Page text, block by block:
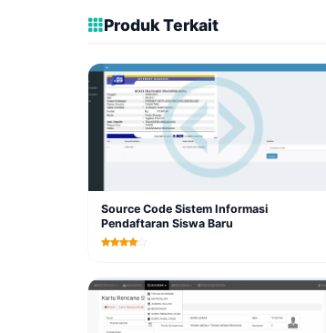
Produk Terkait
Source Code Sistem Informasi
Pendaftaran Siswa Baru